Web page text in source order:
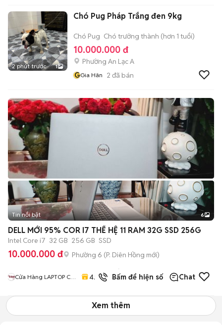
2 phút trước 1
Chó Pug Pháp Trắng đen 9kg
Chó Pug Chó trưởng thành (hơn 1 tuổi)
10.000.000 đ
Phường An Lạc A
GGia Hân 2 đã bán
+2
Tin nổi bật 6
DELL MỚI 95% COR I7 THẾ HỆ 11 RAM 32G SSD 256G
Intel Core i7 32 GB 256 GB SSD
10.000.000 đ Phường 6 (P. Diên Hồng mới)
Cửa Hàng LAPTOP Cũ
4.9
46
đã
bán
Bấm để hiện số Chat
Xem thêm